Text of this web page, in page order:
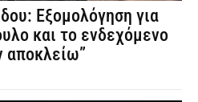
Εξομολόγηση για
και το ενδεχόμενο
αποκλείω”